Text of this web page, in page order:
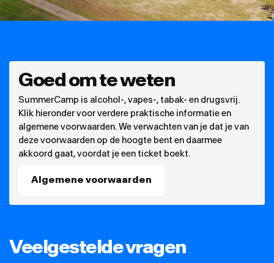
Goed om te weten
SummerCamp is alcohol-, vapes-, tabak- en drugsvrij.
Klik hieronder voor verdere praktische informatie en
algemene voorwaarden. We verwachten van je dat je van
deze voorwaarden op de hoogte bent en daarmee
akkoord gaat, voordat je een ticket boekt.
Algemene voorwaarden
Veelgestelde vragen